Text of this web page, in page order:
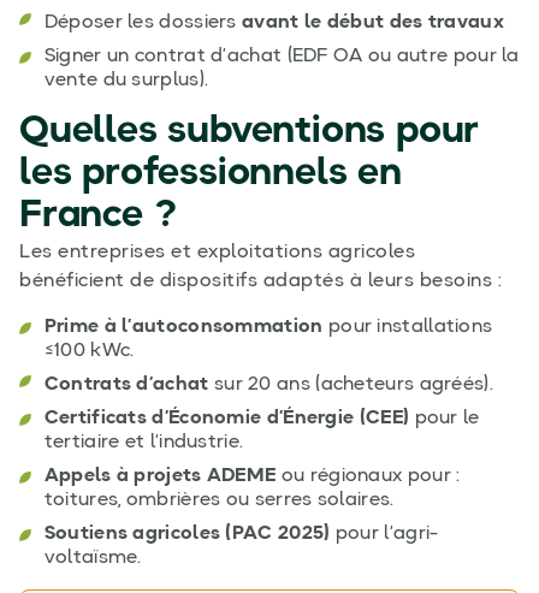
Déposer les dossiersavant le début des travaux
Signer un contrat d’achat (EDF OA ou autre pour la
vente du surplus).
Quelles subventions pour
les professionnels en
France ?
Les entreprises et exploitations agricoles
bénéficient de dispositifs adaptés à leurs besoins :
Prime à l’autoconsommation pour installations
≤100 kWc.
Contrats d’achat sur 20 ans (acheteurs agréés).
Certificats d’Économie d’Énergie (CEE) pour le
tertiaire et l’industrie.
Appels à projets ADEME ou régionaux pour :
toitures, ombrières ou serres solaires.
Soutiens agricoles (PAC 2025) pour l’agri-
voltaïsme.